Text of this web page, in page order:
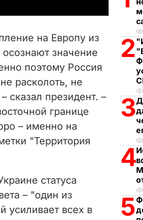
на Европу из
значение
поэтому Россия
расколоть, не
сказал президент. –
границе
– именно на
"Территория
статуса
– "один из
усиливает всех в
2
3
4
5